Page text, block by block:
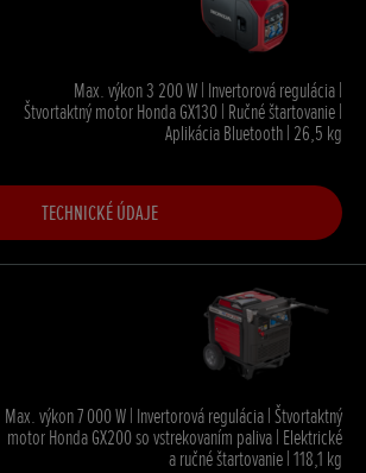
Max. výkon 3 200 W | Invertorová regulácia |
Štvortaktný motor Honda GX130 | Ručné štartovanie |
Aplikácia Bluetooth | 26,5 kg
TECHNICKÉ ÚDAJE
Max. výkon 7 000 W | Invertorová regulácia | Štvortaktný
motor Honda GX200 so vstrekovaním paliva | Elektrické
a ručné štartovanie | 118,1 kg